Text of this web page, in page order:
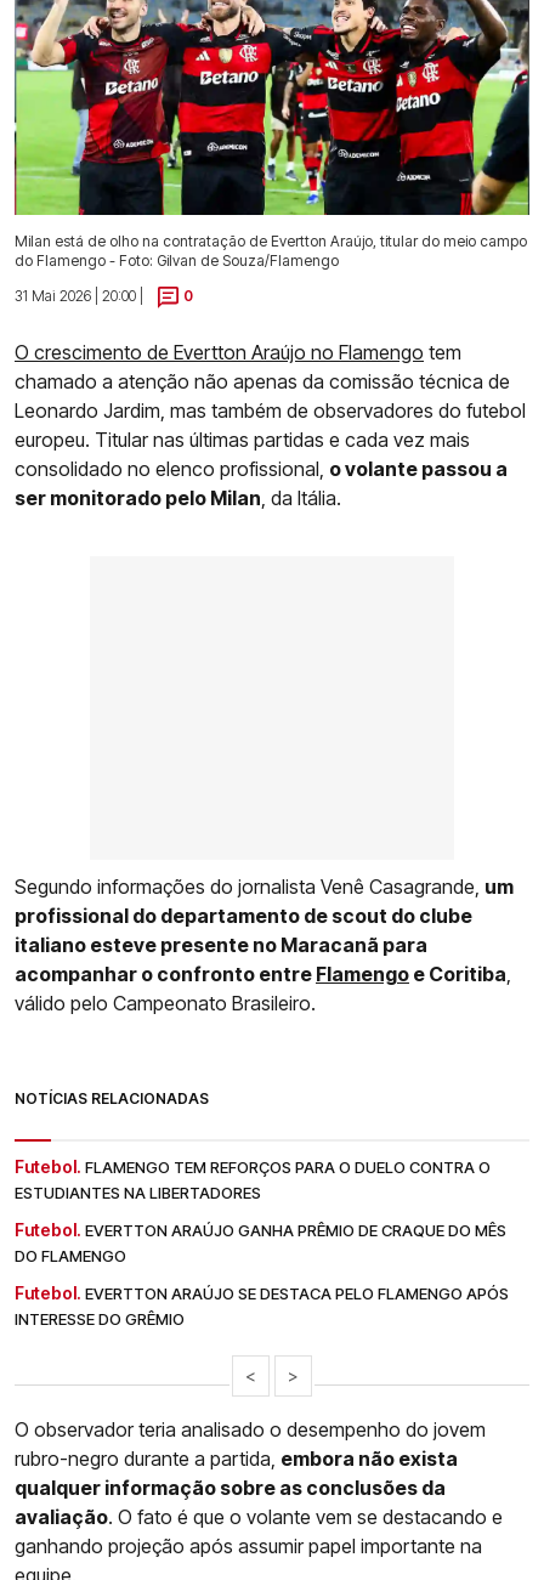
Milan está de olho na contratação de Evertton Araújo, titular do meio campo
do Flamengo - Foto: Gilvan de Souza/Flamengo
31 Mai 2026 | 20:00 |
0
O crescimento de Evertton Araújo no Flamengo tem
chamado a atenção não apenas da comissão técnica de
Leonardo Jardim, mas também de observadores do futebol
europeu. Titular nas últimas partidas e cada vez mais
consolidado no elenco profissional, o volante passou a
ser monitorado pelo Milan , da Itália.
Segundo informações do jornalista Venê Casagrande, um
profissional do departamento de scout do clube
italiano esteve presente no Maracanã para
acompanhar o confronto entre Flamengo e Coritiba
válido pelo Campeonato Brasileiro.
NOTÍCIAS RELACIONADAS
Futebol. FLAMENGO TEM REFORÇOS PARA O DUELO CONTRA O
ESTUDIANTES NA LIBERTADORES
Futebol. EVERTTON ARAÚJO GANHA PRÊMIO DE CRAQUE DO MÊS
DO FLAMENGO
Futebol. EVERTTON ARAÚJO SE DESTACA PELO FLAMENGO APÓS
INTERESSE DO GRÊMIO
< >
O observador teria analisado o desempenho do jovem
rubro-negro durante a partida, embora não exista
qualquer informação sobre as conclusões da
avaliação. O fato é que o volante vem se destacando e
ganhando projeção após assumir papel importante na
equipe.